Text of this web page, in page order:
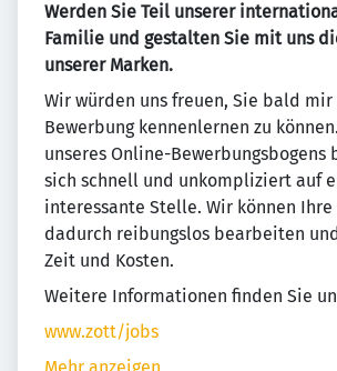
Werden Sie Teil unserer
Familie und gestalten Sie mit uns
unserer Marken.
Wir würden uns freuen, Sie bald
Bewerbung kennenlernen zu
unseres Online-Bewerbungsbogens
sich schnell und unkompliziert auf
interessante Stelle. Wir können Ihre
dadurch reibungslos bearbeiten
Zeit und Kosten.
Weitere Informationen finden Sie
www.zott/jobs